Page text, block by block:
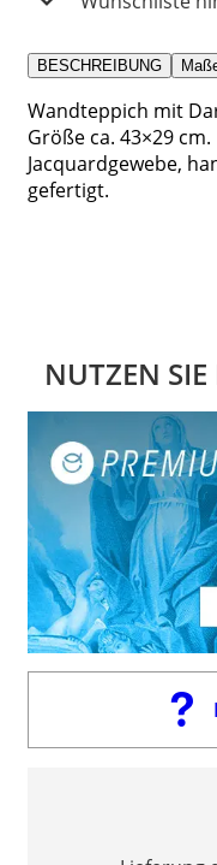
BESCHREIBUNG
Wandteppich mit
Größe ca. 43×29 cm.
Jacquardgewebe,
gefertigt.
NUTZEN